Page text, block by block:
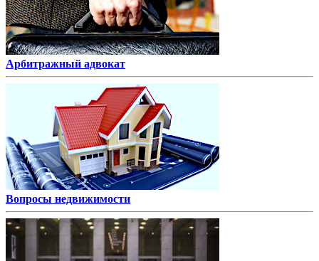
Арбитражный адвокат
Вопросы недвижимости